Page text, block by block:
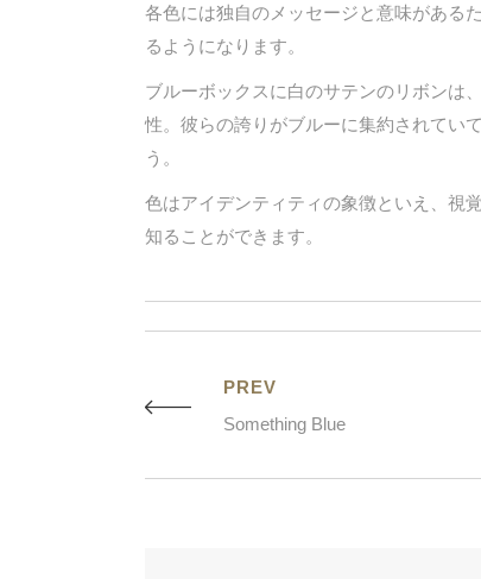
各色には独自のメッセージと意味がある
るようになります。
ブルーボックスに白のサテンのリボンは
性。彼らの誇りがブルーに集約されてい
う。
色はアイデンティティの象徴といえ、視
知ることができます。
PREV
Something Blue